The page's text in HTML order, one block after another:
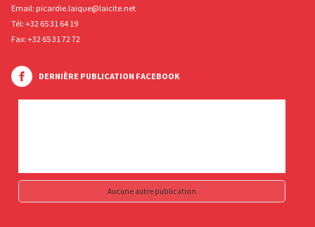
Email: picardie.laique@laicite.net
Tél: +32 65 31 64 19
Fax: +32 65 31 72 72
DERNIÈRE PUBLICATION FACEBOOK
Aucune autre publication